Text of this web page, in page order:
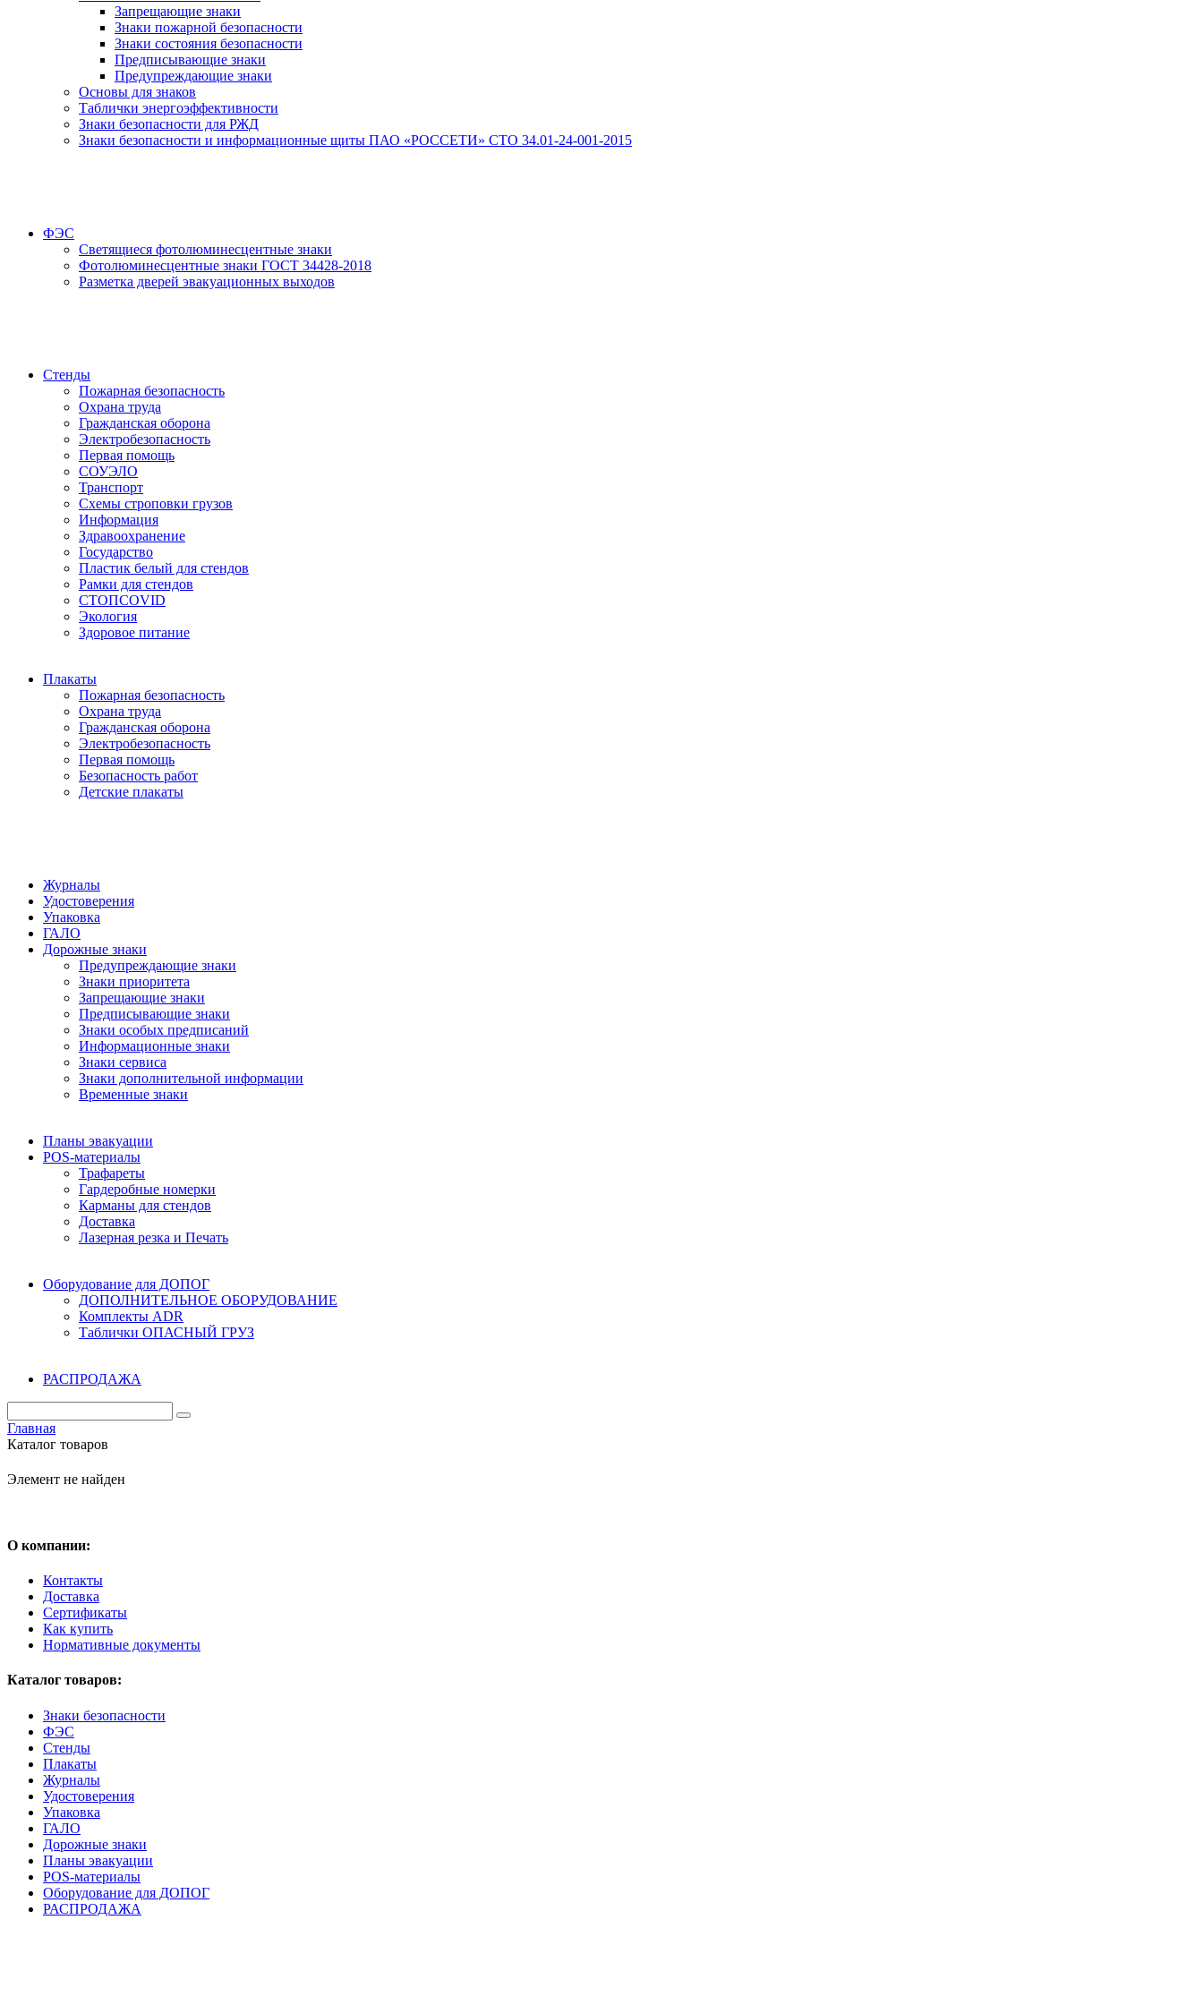
Запрещающие знаки
Знаки пожарной безопасности
Знаки состояния безопасности
Предписывающие знаки
Предупреждающие знаки
Основы для знаков
Таблички энергоэффективности
Знаки безопасности для РЖД
Знаки безопасности и информационные щиты ПАО «РОССЕТИ» СТО 34.01-24-001-2015
ФЭС
Светящиеся фотолюминесцентные знаки
Фотолюминесцентные знаки ГОСТ 34428-2018
Разметка дверей эвакуационных выходов
Стенды
Пожарная безопасность
Охрана труда
Гражданская оборона
Электробезопасность
Первая помощь
СОУЭЛО
Транспорт
Схемы строповки грузов
Информация
Здравоохранение
Государство
Пластик белый для стендов
Рамки для стендов
СТОПCOVID
Экология
Здоровое питание
Плакаты
Пожарная безопасность
Охрана труда
Гражданская оборона
Электробезопасность
Первая помощь
Безопасность работ
Детские плакаты
Журналы
Удостоверения
Упаковка
ГАЛО
Дорожные знаки
Предупреждающие знаки
Знаки приоритета
Запрещающие знаки
Предписывающие знаки
Знаки особых предписаний
Информационные знаки
Знаки сервиса
Знаки дополнительной информации
Временные знаки
Планы эвакуации
POS-материалы
Трафареты
Гардеробные номерки
Карманы для стендов
Доставка
Лазерная резка и Печать
Оборудование для ДОПОГ
ДОПОЛНИТЕЛЬНОЕ ОБОРУДОВАНИЕ
Комплекты ADR
Таблички ОПАСНЫЙ ГРУЗ
РАСПРОДАЖА
Главная
Каталог товаров
Элемент не найден
О компании:
Контакты
Доставка
Сертификаты
Как купить
Нормативные документы
Каталог товаров:
Знаки безопасности
ФЭС
Стенды
Плакаты
Журналы
Удостоверения
Упаковка
ГАЛО
Дорожные знаки
Планы эвакуации
POS-материалы
Оборудование для ДОПОГ
РАСПРОДАЖА